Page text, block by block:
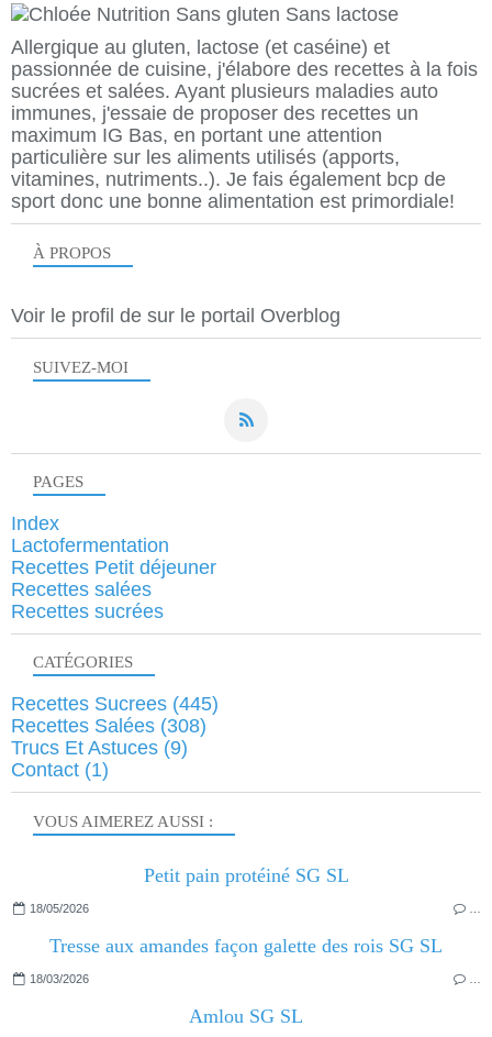
SUIVEZ-MOI
Allergique au gluten, lactose (et caséine) et
passionnée de cuisine, j'élabore des recettes à la fois
sucrées et salées. Ayant plusieurs maladies auto
immunes, j'essaie de proposer des recettes un
maximum IG Bas, en portant une attention
particulière sur les aliments utilisés (apports,
vitamines, nutriments..). Je fais également bcp de
sport donc une bonne alimentation est primordiale!
À PROPOS
Voir le profil de sur le portail Overblog
VOUS AIMEREZ AUSSI :
Petit pain protéiné SG SL
18/05/2026
Tresse aux amandes façon galette des rois SG SL
18/03/2026
Amlou SG SL
PAGES
Index
Lactofermentation
Recettes Petit déjeuner
Recettes salées
Recettes sucrées
CATÉGORIES
Recettes Sucrees (445)
Recettes Salées (308)
Trucs Et Astuces (9)
Contact (1)